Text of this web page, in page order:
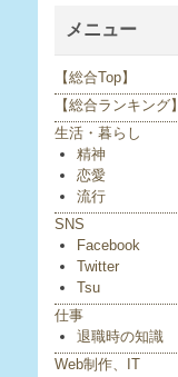
メニュー
【総合Top】
【総合ランキング】
生活・暮らし
精神
恋愛
流行
SNS
Facebook
Twitter
Tsu
仕事
退職時の知識
Web制作、IT